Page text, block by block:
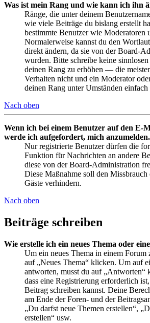
Was ist mein Rang und wie kann ich ihn
Ränge, die unter deinem
wie viele Beiträge du bislang erstellt
bestimmte Benutzer wie Moderatoren
Normalerweise kannst du den
direkt ändern, da sie von der Board-
wurden. Bitte schreibe keine
deinen Rang zu erhöhen — die
Verhalten nicht und ein Moderator
deinen Rang unter Umständen
Nach oben
Wenn ich bei einem Benutzer auf den E-
werde ich aufgefordert, mich anzumelden.
Nur registrierte Benutzer dürfen die
Funktion für Nachrichten an andere
diese von der Board-Administration
Diese Maßnahme soll den Missbrauch
Gäste verhindern.
Nach oben
Beiträge schreiben
Wie erstelle ich ein neues Thema oder
Um ein neues Thema in einem Forum
auf „Neues Thema“ klicken. Um auf
antworten, musst du auf „Antworten“
dass eine Registrierung erforderlich
Beitrag schreiben kannst. Deine
am Ende der Foren- und der
„Du darfst neue Themen erstellen“,
erstellen“ usw.